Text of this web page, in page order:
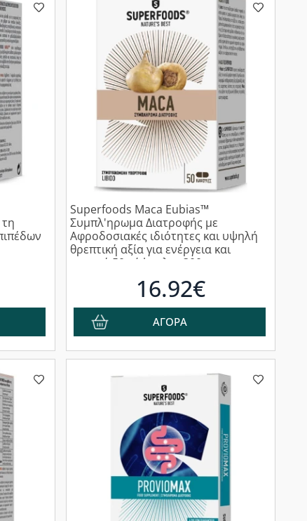
Superfoods Maca Eubias™
Συμπλ'ηρωμα Διατροφής με
Αφροδοσιακές ιδιότητες και υψηλή
θρεπτική αξία για ενέργεια και
αντοχή 50 κάψουλες,300mg
16.92€
ΑΓΟΡΑ